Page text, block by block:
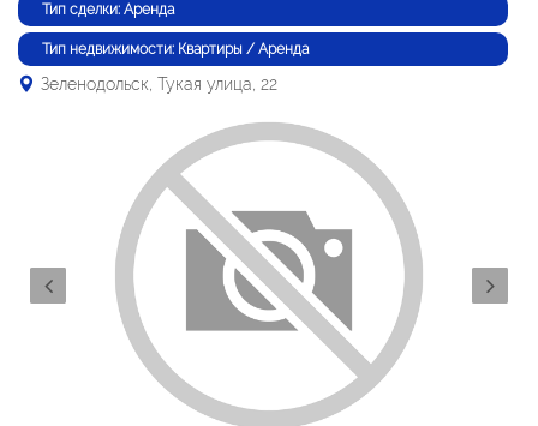
Тип сделки: Аренда
Тип недвижимости: Квартиры / Аренда
Зеленодольск, Тукая улица, 22